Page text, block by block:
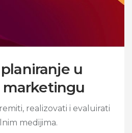
u
realizovati i evaluirati
medijima.